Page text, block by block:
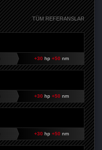
TÜM REFERANSLAR
+30 hp +50 nm
+30 hp +50 nm
+30 hp +50 nm